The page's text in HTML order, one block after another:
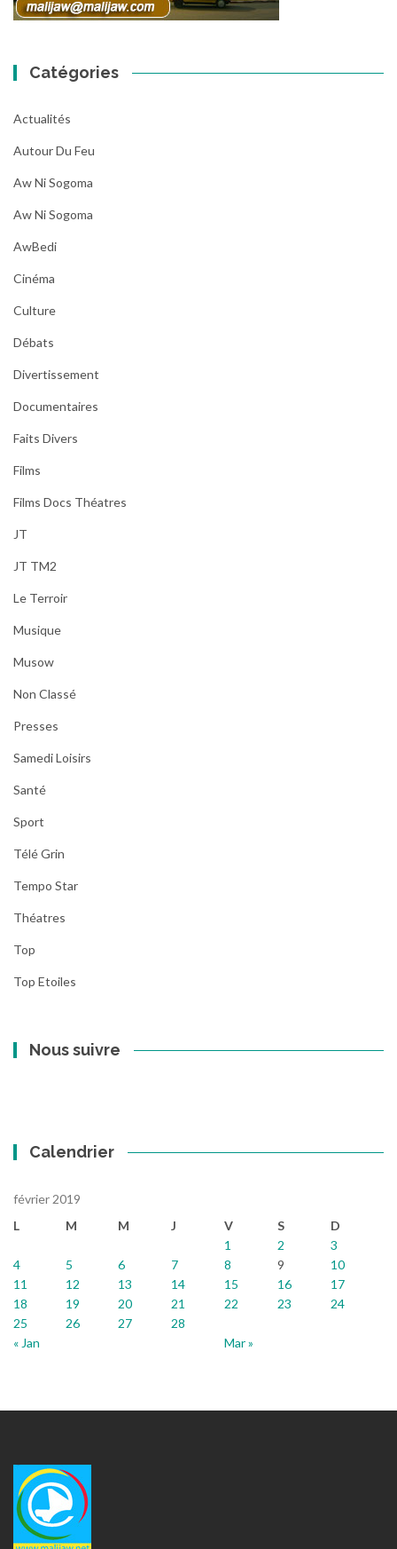
Catégories
Actualités
Autour Du Feu
Aw Ni Sogoma
Aw Ni Sogoma
AwBedi
Cinéma
Culture
Débats
Divertissement
Documentaires
Faits Divers
Films
Films Docs Théatres
JT
JT TM2
Le Terroir
Musique
Musow
Non Classé
Presses
Samedi Loisirs
Santé
Sport
Télé Grin
Tempo Star
Théatres
Top
Top Etoiles
Nous suivre
Calendrier
février 2019
L
M M J V S D
« Jan Mar »
1 2
3
4
5 6 7 8 9
10
11
12 13 14 15 16
17
18
19 20 21 22 23
24
25
26 27 28